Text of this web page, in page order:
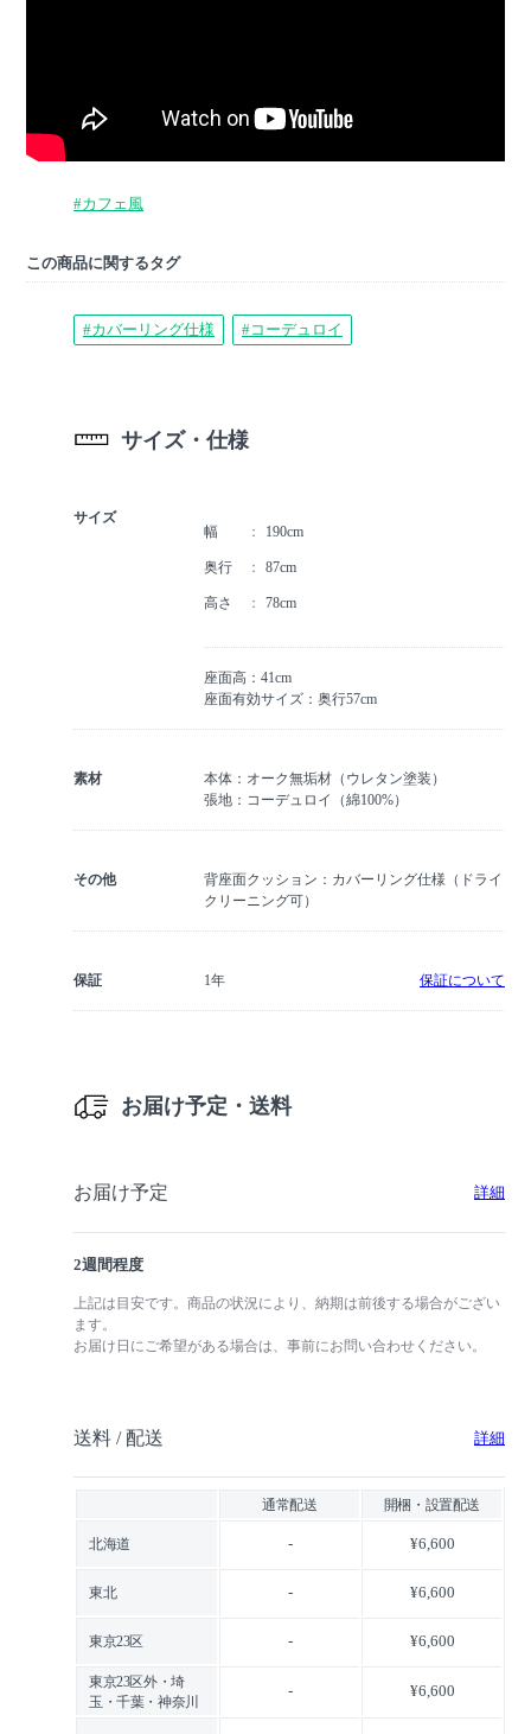
#カフェ風
この商品に関するタグ
#カバーリング仕様 #コーデュロイ
サイズ・仕様
サイズ
幅
190cm
奥行 87cm
高さ 78cm
座面高：41cm
座面有効サイズ：奥行57cm
素材
本体：オーク無垢材（ウレタン塗装）
張地：コーデュロイ（綿100%）
その他
背座面クッション：カバーリング仕様（ドライ
クリーニング可）
保証 1年 保証について
お届け予定・送料
お届け予定 詳細
2週間程度
上記は目安です。商品の状況により、納期は前後する場合がござい
ます。
お届け日にご希望がある場合は、事前にお問い合わせください。
送料 / 配送 詳細
通常配送 開梱・設置配送
北海道 - ¥6,600
東北 - ¥6,600
東京23区 - ¥6,600
東京23区外・埼
玉・千葉・神奈川
- ¥6,600